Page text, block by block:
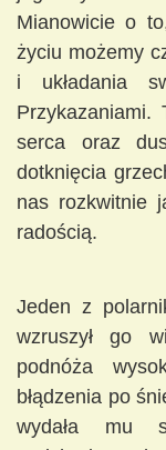
Mianowicie o
życiu możemy
i układania
Przykazaniami.
serca oraz
dotknięcia
nas rozkwitnie
radością.
Jeden z
wzruszył go
podnóża
błądzenia po
wydała mu